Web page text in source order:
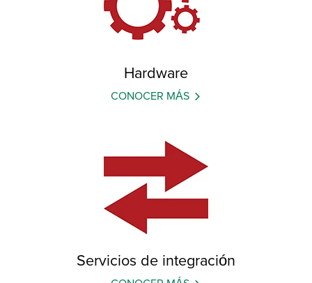
Hardware
CONOCER MÁS
Servicios de integración